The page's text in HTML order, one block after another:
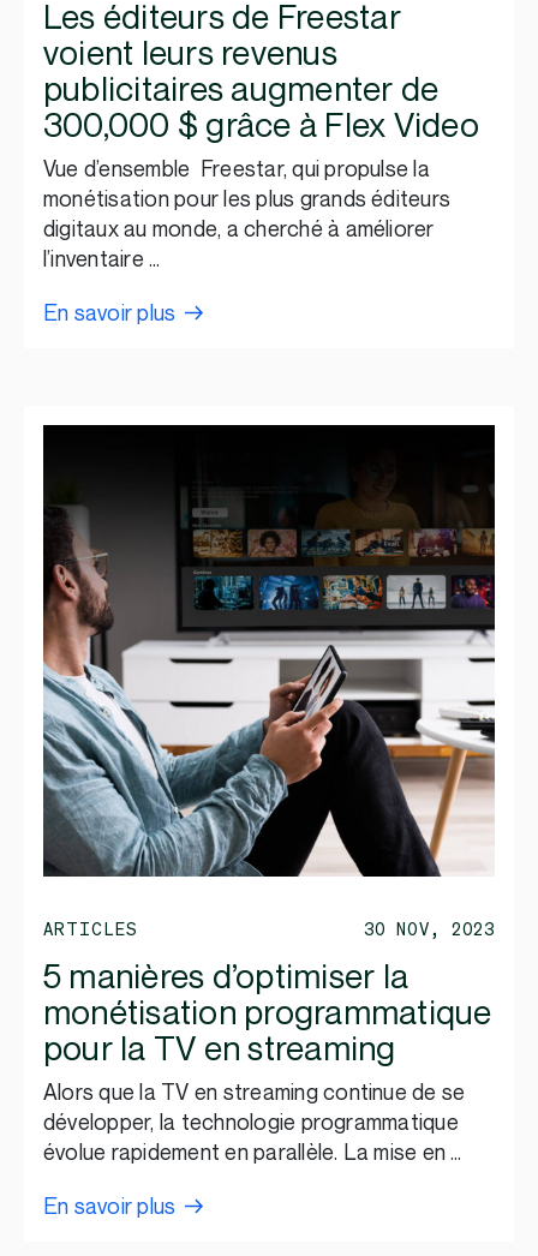
Les éditeurs de Freestar
voient leurs revenus
publicitaires augmenter de
300,000 $ grâce à Flex Video
Vue d’ensemble Freestar, qui propulse la
monétisation pour les plus grands éditeurs
digitaux au monde, a cherché à améliorer
l’inventaire …
En savoir plus
ARTICLES 30 NOV, 2023
5 manières d’optimiser la
monétisation programmatique
pour la TV en streaming
Alors que la TV en streaming continue de se
développer, la technologie programmatique
évolue rapidement en parallèle. La mise en …
En savoir plus